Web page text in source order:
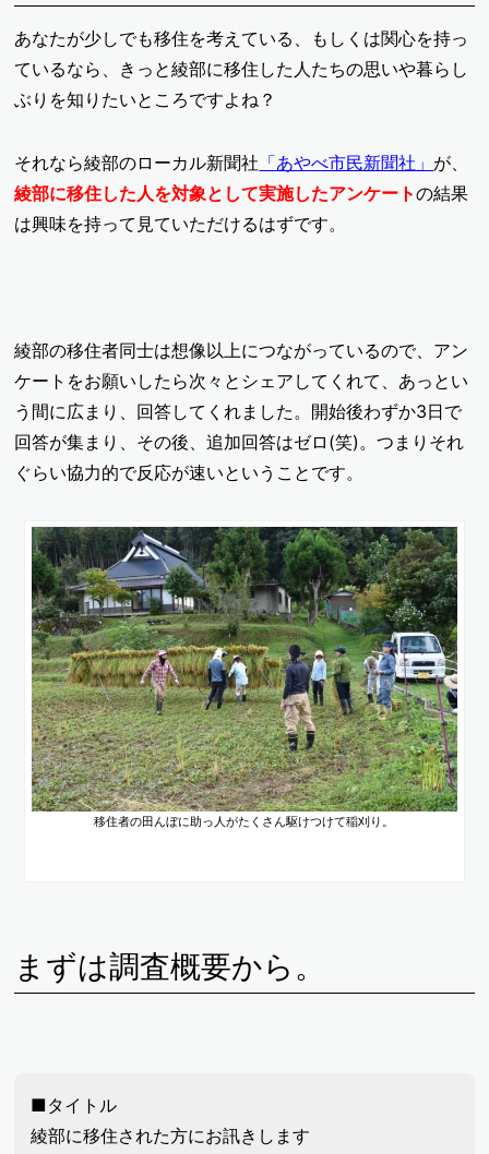
あなたが少しでも移住を考えている、もしくは関心を持っ
ているなら、きっと綾部に移住した人たちの思いや暮らし
ぶりを知りたいところですよね？
それなら綾部のローカル新聞社 「あやべ市民新聞社」 が、
綾部に移住した人を対象として実施したアンケートの結果
は興味を持って見ていただけるはずです。
綾部の移住者同士は想像以上につながっているので、アン
ケートをお願いしたら次々とシェアしてくれて、あっとい
う間に広まり、回答してくれました。開始後わずか3日で
回答が集まり、その後、追加回答はゼロ(笑)。つまりそれ
ぐらい協力的で反応が速いということです。
移住者の田んぼに助っ人がたくさん駆けつけて稲刈り。
まずは調査概要から。
■タイトル
綾部に移住された方にお訊きします